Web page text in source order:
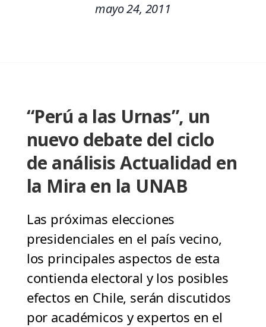
mayo 24, 2011
“Perú a las Urnas”, un
nuevo debate del ciclo
de análisis Actualidad en
la Mira en la UNAB
Las próximas elecciones
presidenciales en el país vecino,
los principales aspectos de esta
contienda electoral y los posibles
efectos en Chile, serán discutidos
por académicos y expertos en el